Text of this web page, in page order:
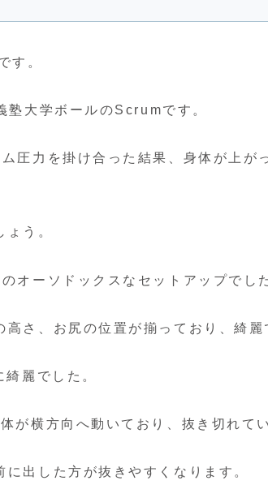
す。
塾大学ボールのScrumです。
圧力を掛け合った結果、身体が上が
う。
オーソドックスなセットアップでし
さ、お尻の位置が揃っており、綺麗
麗でした。
が横方向へ動いており、抜き切れて
出した方が抜きやすくなります。